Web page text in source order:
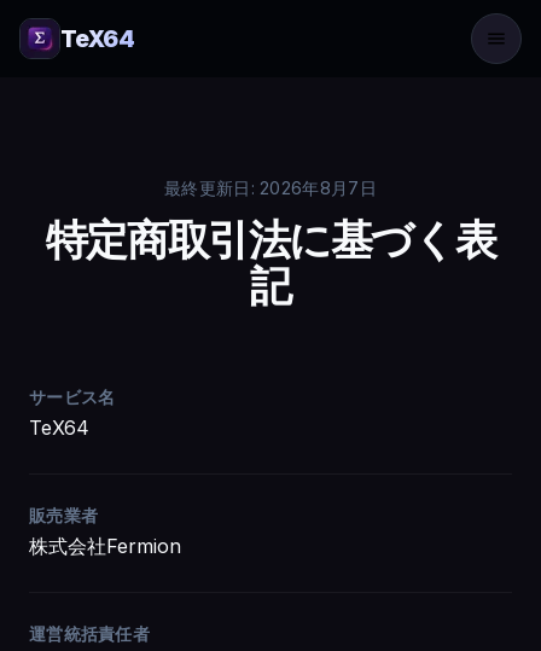
TeX64
最終更新日: 2026年8月7日
特定商取引法に基づく表
記
サービス名
TeX64
販売業者
株式会社Fermion
運営統括責任者